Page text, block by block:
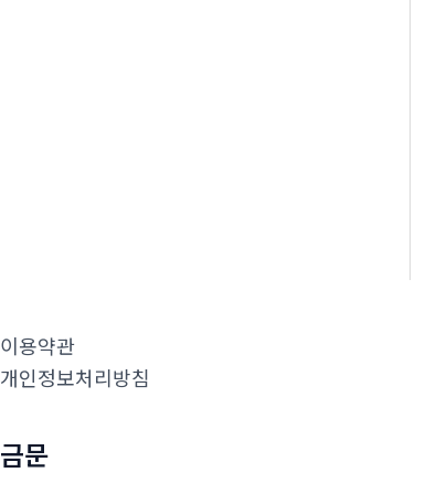
이용약관
개인정보처리방침
금문